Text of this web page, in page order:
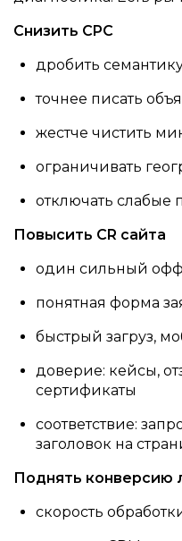
Снизить CPC
дробить
точнее писать
жестче чистить
ограничивать
отключать
Повысить CR сайта
один сильный
понятная форма
быстрый загруз,
доверие: кейсы,
сертификаты
соответствие:
заголовок на
Поднять конверсию
скорость